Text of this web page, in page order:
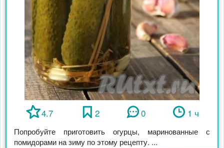
4.7 2 0 1 ч
Попробуйте приготовить огурцы, маринованные с
помидорами на зиму по этому рецепту. ...